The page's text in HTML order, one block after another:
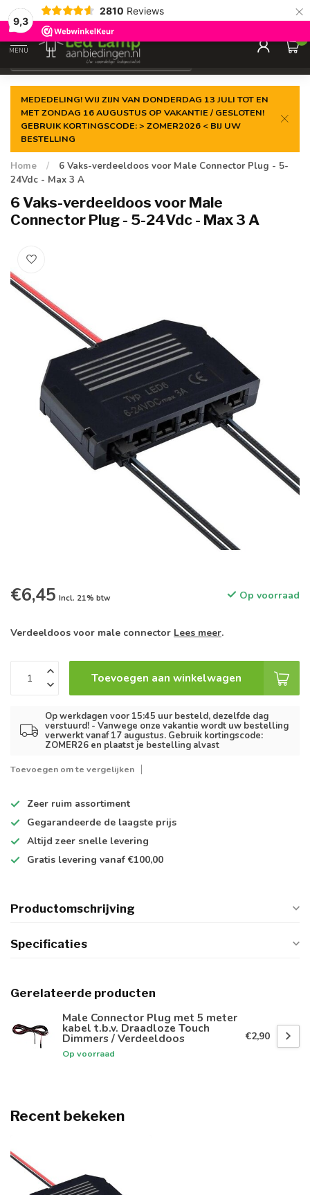
9,3
2810 Reviews ×
Gegarandeerde delaagste prijs
MENU
0
MEDEDELING! WIJ ZIJN VAN DONDERDAG 13 JULI TOT EN
MET ZONDAG 16 AUGUSTUS OP VAKANTIE / GESLOTEN!
GEBRUIK KORTINGSCODE: > ZOMER2026 < BIJ UW
BESTELLING
Home /
6 Vaks-verdeeldoos voor Male Connector Plug - 5-
24Vdc - Max 3 A
6 Vaks-verdeeldoos voor Male
Connector Plug - 5-24Vdc - Max 3 A
€6,45 Incl. 21% btw Op voorraad
Verdeeldoos voor male connector Lees meer.
Toevoegen aan winkelwagen
Op werkdagen voor 15:45 uur besteld, dezelfde dag
verstuurd! - Vanwege onze vakantie wordt uw bestelling
verwerkt vanaf 17 augustus. Gebruik kortingscode:
ZOMER26 en plaatst je bestelling alvast
Toevoegen om te vergelijken
Zeer ruim assortiment
Gegarandeerde de laagste prijs
Altijd zeer snelle levering
Gratis levering vanaf €100,00
Productomschrijving
Specificaties
Gerelateerde producten
Male Connector Plug met 5 meter
kabel t.b.v. Draadloze Touch
Dimmers / Verdeeldoos
Op voorraad
€2,90
Recent bekeken